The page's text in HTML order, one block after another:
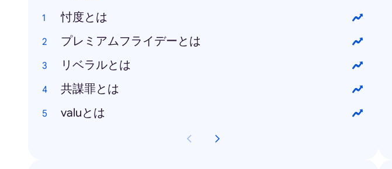
忖度とは
プレミアムフライデーとは
リベラルとは
共謀罪とは
valuとは